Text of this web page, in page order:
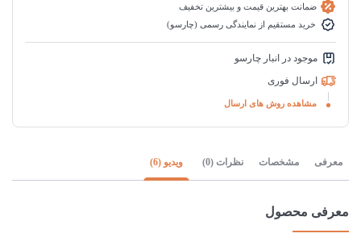
ضمانت بهترین قیمت و بیشترین تخفیف
خرید مستقیم از نمایندگی رسمی (چارسو)
موجود در انبار چارسو
ارسال فوری
مشاهده روش های ارسال
معرفی مشخصات نظرات (0) ویدیو (6)
معرفی محصول